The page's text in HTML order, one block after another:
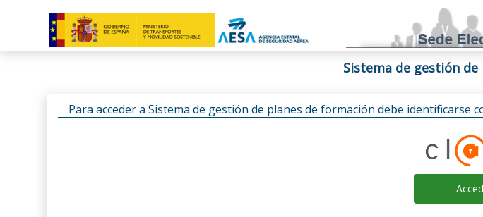
Sistema de gestión
Para acceder a Sistema de gestión de planes de formación debe identificarse